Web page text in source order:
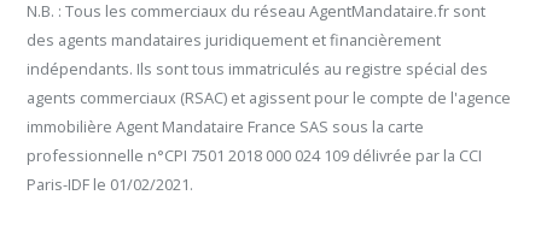
N.B. : Tous les commerciaux du réseau AgentMandataire.fr sont
des agents mandataires juridiquement et financièrement
indépendants. Ils sont tous immatriculés au registre spécial des
agents commerciaux (RSAC) et agissent pour le compte de l'agence
immobilière Agent Mandataire France SAS sous la carte
professionnelle n°CPI 7501 2018 000 024 109 délivrée par la CCI
Paris-IDF le 01/02/2021.